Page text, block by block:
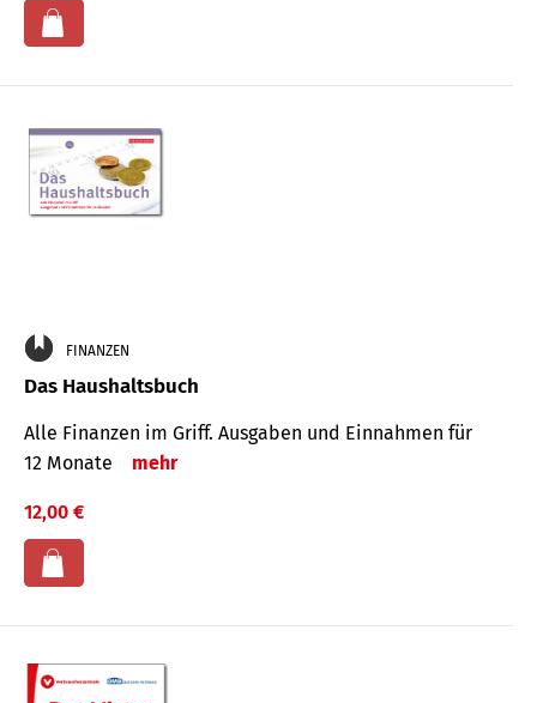
FINANZEN
Das Haushaltsbuch
Alle Finanzen im Griff. Aus­gaben und Ein­nahmen für
12 Monate
mehr
12,00 €